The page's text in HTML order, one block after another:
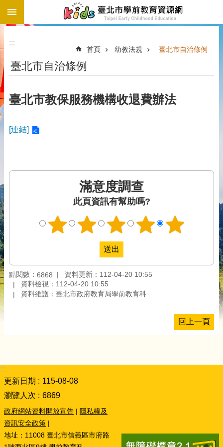
跳到主要內容區塊
:::
首頁 幼教法規 臺北市自治條例
臺北市自治條例
臺北市教保服務機構收退費辦法
[連結]
滿意度調查
此頁資訊有幫助嗎?
點閱數： 6868
資料更新：112-04-20 10:55
資料檢視：112-04-20 10:55
資料維護：臺北市政府教育局學前教育科
回上一頁
:::
更新日期
115-08-08
瀏覽人次
6869
政府網站資料開放宣告 | 隱私權及
資訊安全政策 |
地址：11008 臺北市信義區市府路